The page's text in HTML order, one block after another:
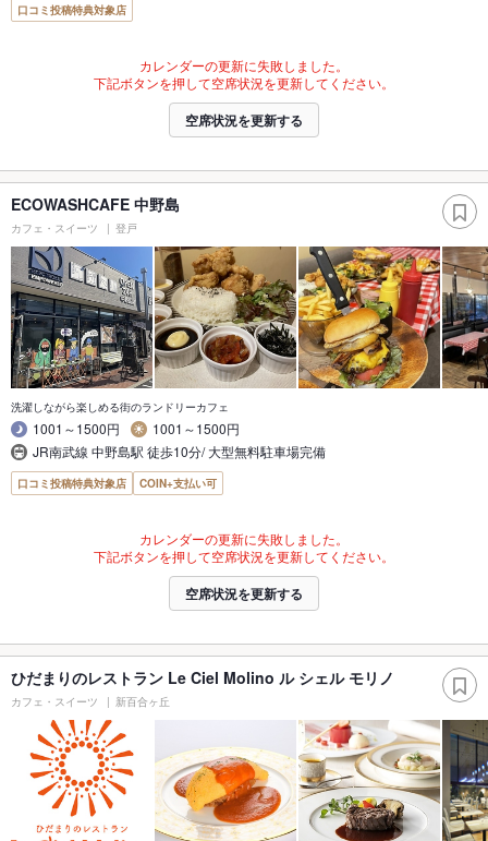
口コミ投稿特典対象店
カレンダーの更新に失敗しました。
下記ボタンを押して空席状況を更新してください。
空席状況を更新する
ECOWASHCAFE 中野島
カフェ・スイーツ 登戸
洗濯しながら楽しめる街のランドリーカフェ
1001～1500円
1001～1500円
JR南武線 中野島駅 徒歩10分/ 大型無料駐車場完備
口コミ投稿特典対象店 COIN+支払い可
カレンダーの更新に失敗しました。
下記ボタンを押して空席状況を更新してください。
空席状況を更新する
ひだまりのレストラン Le Ciel Molino ル シェル モリノ
カフェ・スイーツ 新百合ヶ丘